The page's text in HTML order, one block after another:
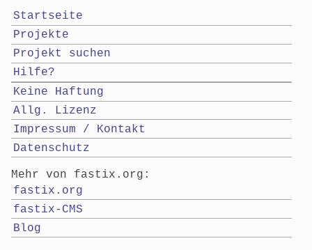
Startseite
Projekte
Projekt suchen
Hilfe?
Keine Haftung
Allg. Lizenz
Impressum / Kontakt
Datenschutz
Mehr von fastix.org:
fastix.org
fastix-CMS
Blog